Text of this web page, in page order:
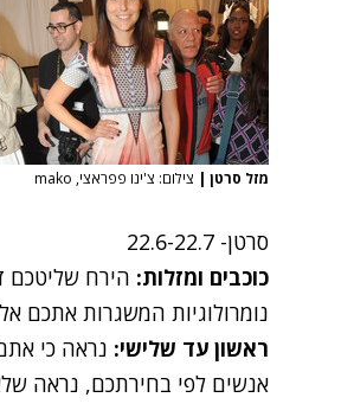
מזל סרטן | צילום: צ'ינו פפראצי, mako
סרטן- 22.6-22.7
כוכבים ומזלות: הירח שליטכם
נומרולוגיות המשגרות אתכם אל
ראשון עד שלישי: נראה כי
אנשים לפי בחירתכם, נראה